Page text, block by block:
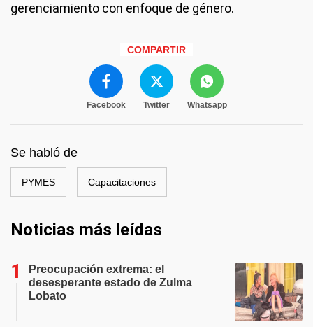
gerenciamiento con enfoque de género.
COMPARTIR
Facebook Twitter Whatsapp
Se habló de
PYMES Capacitaciones
Noticias más leídas
Preocupación extrema: el
desesperante estado de Zulma
Lobato